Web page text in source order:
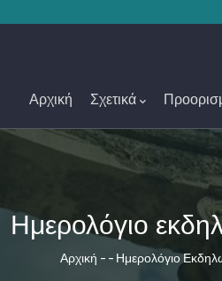
Αρχική Σχετικά
Ημερολόγιο
Breadcrumb
Αρχική - - Ημερολόγιο